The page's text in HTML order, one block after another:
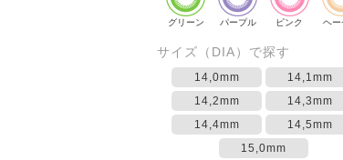
グリーン パープル ピンク ヘー
サイズ（DIA）で探す
14,0mm
14,1mm
14,2mm
14,3mm
14,4mm
14,5mm
15,0mm